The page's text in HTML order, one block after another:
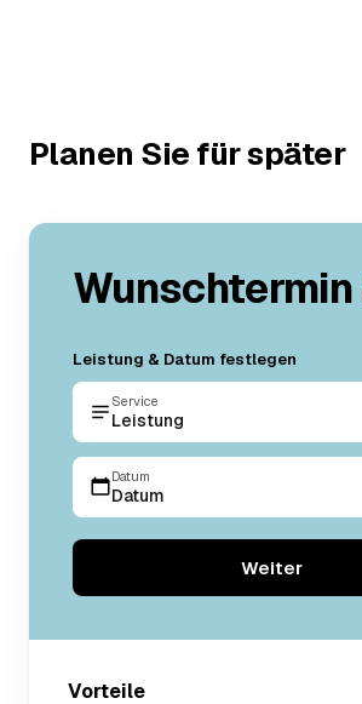
Planen Sie für später
Leistung & Datum festlegen
Service
Leistung
Datum
Datum
Weiter
Vorteile